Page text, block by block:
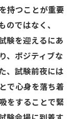
持つことが重要
のではなく、
験を迎えるにあ
、ポジティブな
、試験前夜には
で心身を落ち着
をすることで緊